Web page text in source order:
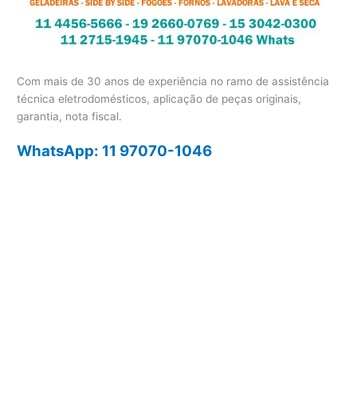
Com mais de 30 anos de experiência no ramo de assistência
técnica eletrodomésticos, aplicação de peças originais,
garantia, nota fiscal.
WhatsApp: 11 97070-1046